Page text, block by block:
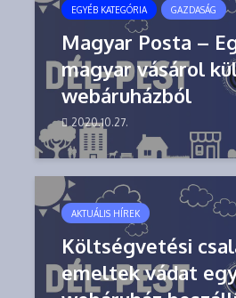
EGYÉB KATEGÓRIA GAZDASÁG
Magyar Posta –
magyar vásárol
webáruházból
2020.10.27.
AKTUÁLIS HÍREK
Költségvetési
emeltek vádat